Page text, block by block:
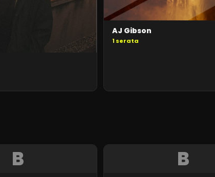
AJ Gibson
1 serata
B B